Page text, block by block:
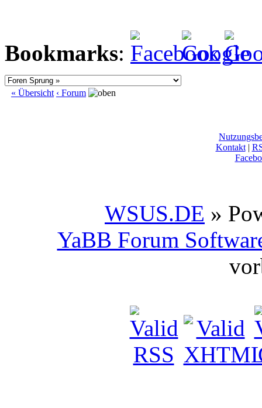
Bookmarks:
« Übersicht ‹ Forum
Kontakt|
WSUS.DE »
YaBB Forum